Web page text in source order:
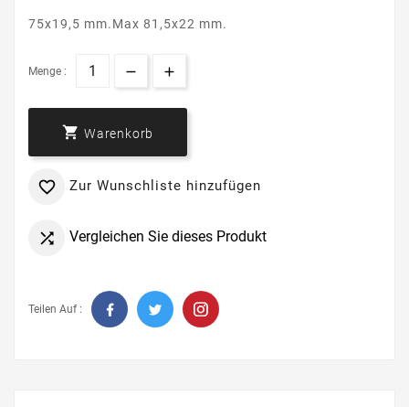
75x19,5 mm.Max 81,5x22 mm.
Menge :
 Warenkorb
 Zur Wunschliste hinzufügen
 Vergleichen Sie dieses Produkt
Teilen Auf :